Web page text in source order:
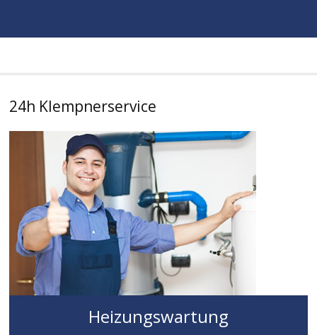
24h Klempnerservice
Heizungswartung